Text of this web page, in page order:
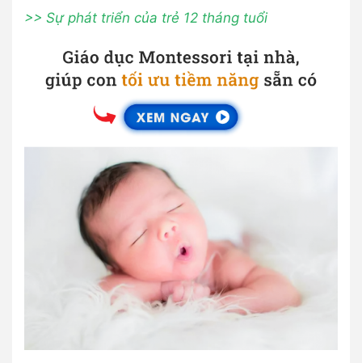
>> Sự phát triển của trẻ 12 tháng tuổi